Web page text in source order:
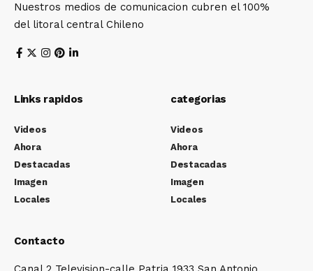
Nuestros medios de comunicacion cubren el 100%
del litoral central Chileno
Links rapidos
Videos
Ahora
Destacadas
Imagen
Locales
categorias
Videos
Ahora
Destacadas
Imagen
Locales
Contacto